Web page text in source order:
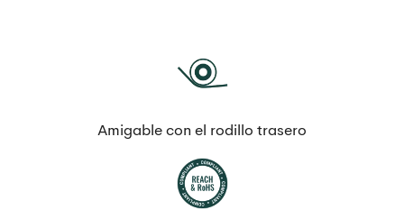
Amigable con el rodillo trasero